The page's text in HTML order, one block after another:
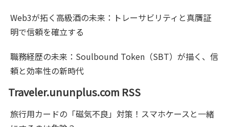
Web3が拓く高級酒の未来：トレーサビリティと真贋証
明で信頼を確立する
職務経歴の未来：Soulbound Token（SBT）が描く、信
頼と効率性の新時代
Traveler.ununplus.com RSS
旅行用カードの「磁気不良」対策！スマホケースと一緒